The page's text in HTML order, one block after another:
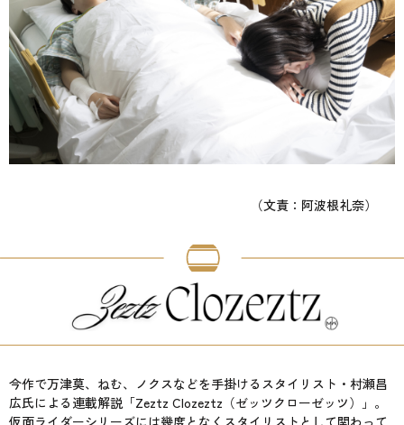
（文責：阿波根礼奈）
今作で万津莫、ねむ、ノクスなどを手掛けるスタイリスト・村瀬昌
広氏による連載解説「Zeztz Clozeztz（ゼッツクローゼッツ）」。
仮面ライダーシリーズには幾度となくスタイリストとして関わって